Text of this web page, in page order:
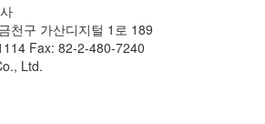
천구 가산디지털 1로 189
Fax: 82-2-480-7240
Ltd.